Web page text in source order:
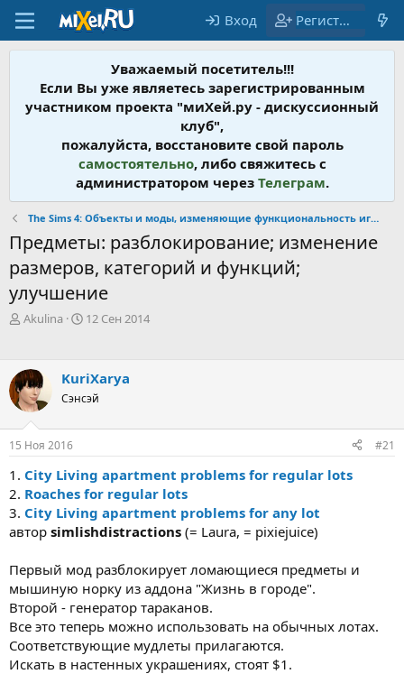
Вход Регистрация
Уважаемый посетитель!!!
Если Вы уже являетесь зарегистрированным
участником проекта "миХей.ру - дискусcионный
клуб",
пожалуйста, восстановите свой пароль
самостоятельно, либо свяжитесь с
администратором через Телеграм.
The Sims 4: Объекты и моды, изменяющие функциональность игры
Предметы: разблокирование; изменение
размеров, категорий и функций;
улучшение
А
о
р
т
е
м
ы
Akulina
Д
н
а
а
12 Сен 2014
KuriXarya
Сэнсэй
15 Ноя 2016 #21
1. City Living apartment problems for regular lots
2. Roaches for regular lots
3. City Living apartment problems for any lot
автор simlishdistractions (= Laura, = pixiejuice)
Первый мод разблокирует ломающиеся предметы и
мышиную норку из аддона "Жизнь в городе".
Второй - генератор тараканов.
Все это теперь можно использовать на обычных лотах.
Соответствующие мудлеты прилагаются.
Искать в настенных украшениях, стоят $1.